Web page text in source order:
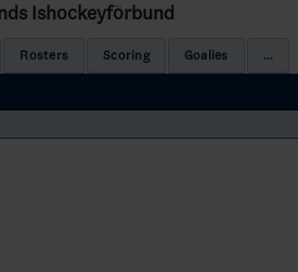
Ishockeyförbund
Rosters Scoring Goalies ...